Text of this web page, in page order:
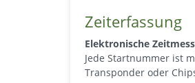
Zeiterfassung
Elektronische
Jede Startnummer ist
Transponder oder